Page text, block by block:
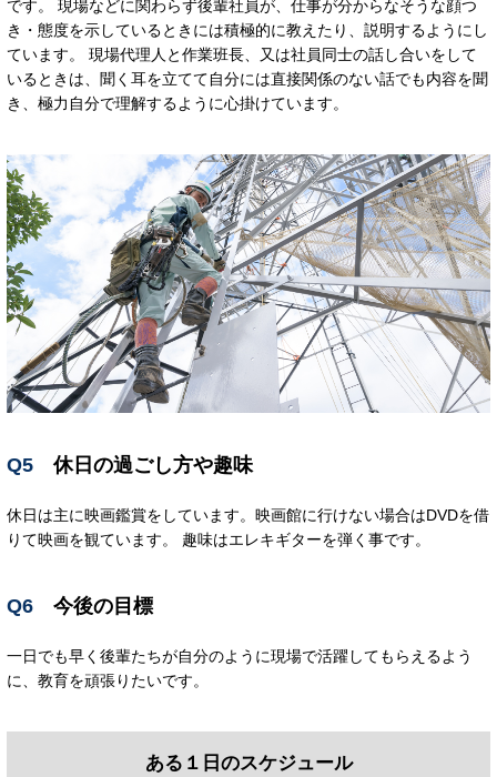
です。 現場などに関わらず後輩社員が、仕事が分からなそうな顔つ
き・態度を示しているときには積極的に教えたり、説明するようにし
ています。 現場代理人と作業班長、又は社員同士の話し合いをして
いるときは、聞く耳を立てて自分には直接関係のない話でも内容を聞
き、極力自分で理解するように心掛けています。
Q5 休日の過ごし方や趣味
休日は主に映画鑑賞をしています。映画館に行けない場合はDVDを借
りて映画を観ています。 趣味はエレキギターを弾く事です。
Q6 今後の目標
一日でも早く後輩たちが自分のように現場で活躍してもらえるよう
に、教育を頑張りたいです。
ある１日のスケジュール